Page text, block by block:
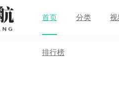
首页 分类 视
排行榜